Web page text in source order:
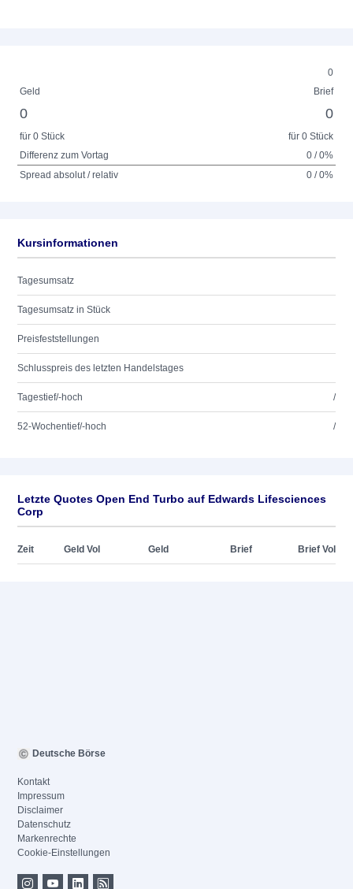
0
Geld
Brief
0 0
für 0 Stück
für 0 Stück
Differenz zum Vortag
0 / 0%
Spread absolut / relativ
0 / 0%
Kursinformationen
Tagesumsatz
Tagesumsatz in Stück
Preisfeststellungen
Schlusspreis des letzten Handelstages
Tagestief/-hoch /
52-Wochentief/-hoch /
Letzte Quotes Open End Turbo auf Edwards Lifesciences
Corp
Zeit Geld Vol Geld Brief Brief Vol
Deutsche Börse
Kontakt
Impressum
Disclaimer
Datenschutz
Markenrechte
Cookie-Einstellungen